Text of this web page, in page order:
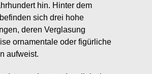
hin. Hinter dem
sich drei hohe
deren Verglasung
ornamentale oder figürliche
aufweist.